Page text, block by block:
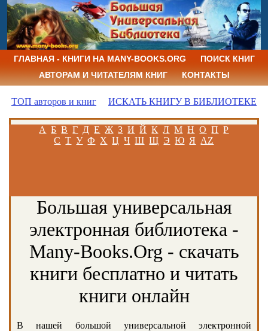
ГЛАВНАЯ - КНИГИ НА MANY-BOOKS.ORG
ПОИСК КНИГ
АВТОРАМ И ЧИТАТЕЛЯМ КНИГ
КОНТАКТЫ
ТОП авторов и книг ИСКАТЬ КНИГУ В БИБЛИОТЕКЕ
А Б В Г Д Е Ж З И Й К Л М Н О П Р
С Т У Ф Х Ц Ч Ш Щ Э Ю Я AZ
Большая универсальная
электронная библиотека -
Many-Books.Org - скачать
книги бесплатно и читать
книги онлайн
В нашей большой универсальной электронной